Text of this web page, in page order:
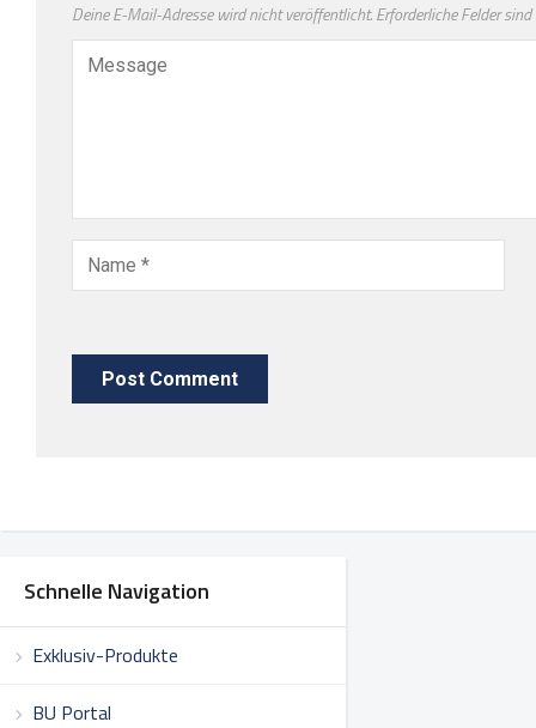
Schnelle Navigation
Exklusiv-Produkte
BU Portal
Deine E-Mail-Adresse wird nicht veröffentlicht.Erforderliche Felder